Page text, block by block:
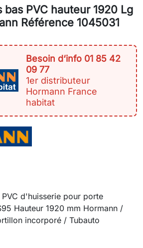
bas PVC hauteur 1920 Lg
Référence 1045031
Besoin d‘info 01 85 42
09 77
1er distributeur
Hormann France
habitat
d'huisserie pour porte
Hauteur 1920 mm Hormann /
incorporé / Tubauto